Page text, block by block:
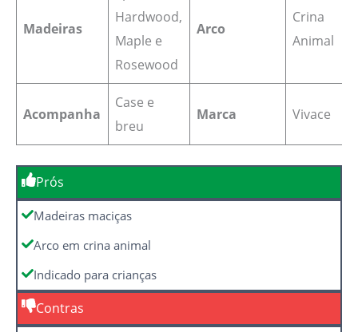
Madeiras
Hardwood,
Maple e
Rosewood
Arco
Crina
Animal
Acompanha
Case e
breu
Marca Vivace
Prós
Madeiras maciças
Arco em crina animal
Indicado para crianças
Contras